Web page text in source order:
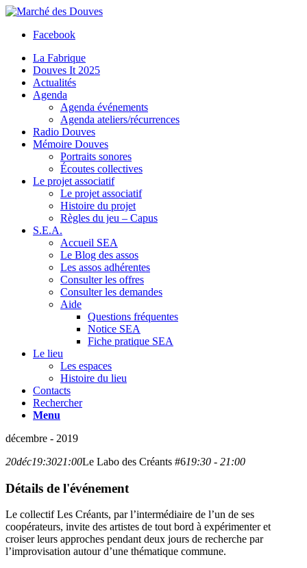
Facebook
La Fabrique
Douves It 2025
Actualités
Agenda
Agenda événements
Agenda ateliers/récurrences
Radio Douves
Mémoire Douves
Portraits sonores
Écoutes collectives
Le projet associatif
Le projet associatif
Histoire du projet
Règles du jeu – Capus
S.E.A.
Accueil SEA
Le Blog des assos
Les assos adhérentes
Consulter les offres
Consulter les demandes
Aide
Questions fréquentes
Notice SEA
Fiche pratique SEA
Le lieu
Les espaces
Histoire du lieu
Contacts
Rechercher
Menu
décembre - 2019
20déc19:3021:00Le Labo des Créants #619:30 - 21:00
Détails de l'événement
Le collectif Les Créants, par l’intermédiaire de l’un de ses
coopérateurs, invite des artistes de tout bord à expérimenter et
croiser leurs approches pendant deux jours de recherche par
l’improvisation autour d’une thématique commune.